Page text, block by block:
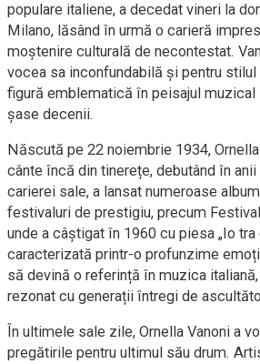
populare italiene, a decedat vineri la
Milano, lăsând în urmă o carieră
moștenire culturală de necontestat.
vocea sa inconfundabilă și pentru
figură emblematică în peisajul
șase decenii.
Născută pe 22 noiembrie 1934,
cânte încă din tinerețe, debutând în anii
carierei sale, a lansat numeroase
festivaluri de prestigiu, precum
unde a câștigat în 1960 cu piesa „Io tra
caracterizată printr-o profunzime
să devină o referință în muzica
rezonat cu generații întregi de
În ultimele sale zile, Ornella Vanoni a
pregătirile pentru ultimul său drum.